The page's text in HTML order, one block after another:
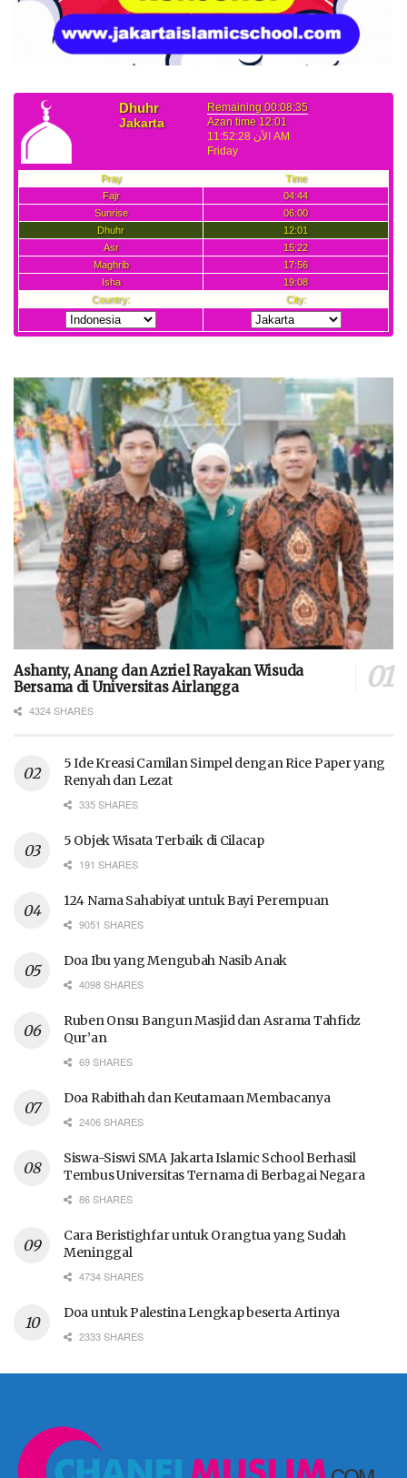
Ashanty, Anang dan Azriel Rayakan Wisuda
Bersama di Universitas Airlangga
4324 SHARES
5 Ide Kreasi Camilan Simpel dengan Rice Paper yang
Renyah dan Lezat
335 SHARES
5 Objek Wisata Terbaik di Cilacap
191 SHARES
124 Nama Sahabiyat untuk Bayi Perempuan
9051 SHARES
Doa Ibu yang Mengubah Nasib Anak
4098 SHARES
Ruben Onsu Bangun Masjid dan Asrama Tahfidz
Qur’an
69 SHARES
Doa Rabithah dan Keutamaan Membacanya
2406 SHARES
Siswa-Siswi SMA Jakarta Islamic School Berhasil
Tembus Universitas Ternama di Berbagai Negara
86 SHARES
Cara Beristighfar untuk Orangtua yang Sudah
Meninggal
4734 SHARES
Doa untuk Palestina Lengkap beserta Artinya
2333 SHARES